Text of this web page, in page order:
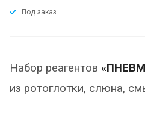
Под заказ
Набор реагентов
из ротоглотки, слюна,